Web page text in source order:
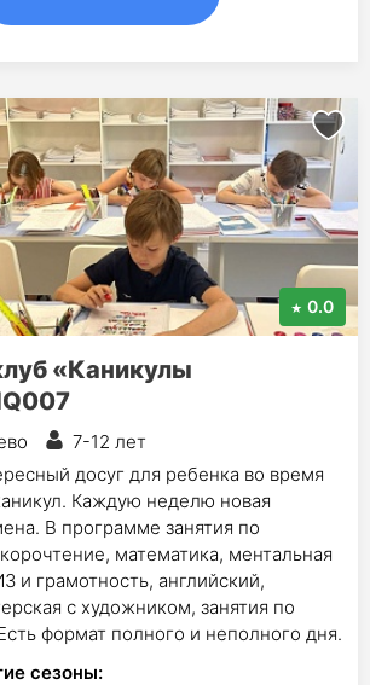
0.0
«Каникулы
7-12 лет
досуг для ребенка во время
Каждую неделю новая
В программе занятия по
математика, ментальная
и грамотность, английский,
с художником, занятия по
формат полного и неполного дня.
сезоны: